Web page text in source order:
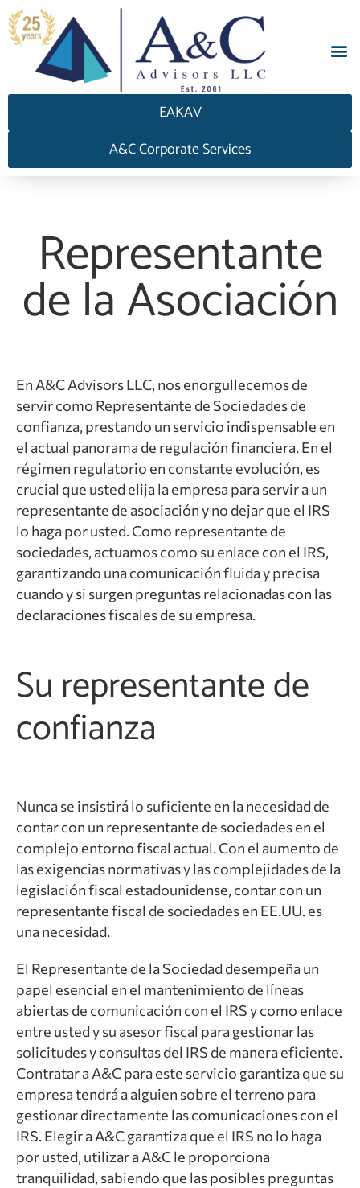
EAKAV
A&C Corporate Services
Representante
de la Asociación
En A&C Advisors LLC, nos enorgullecemos de
servir como Representante de Sociedades de
confianza, prestando un servicio indispensable en
el actual panorama de regulación financiera. En el
régimen regulatorio en constante evolución, es
crucial que usted elija la empresa para servir a un
representante de asociación y no dejar que el IRS
lo haga por usted. Como representante de
sociedades, actuamos como su enlace con el IRS,
garantizando una comunicación fluida y precisa
cuando y si surgen preguntas relacionadas con las
declaraciones fiscales de su empresa.
Su representante de
confianza
Nunca se insistirá lo suficiente en la necesidad de
contar con un representante de sociedades en el
complejo entorno fiscal actual. Con el aumento de
las exigencias normativas y las complejidades de la
legislación fiscal estadounidense, contar con un
representante fiscal de sociedades en EE.UU. es
una necesidad.
El Representante de la Sociedad desempeña un
papel esencial en el mantenimiento de líneas
abiertas de comunicación con el IRS y como enlace
entre usted y su asesor fiscal para gestionar las
solicitudes y consultas del IRS de manera eficiente.
Contratar a A&C para este servicio garantiza que su
empresa tendrá a alguien sobre el terreno para
gestionar directamente las comunicaciones con el
IRS. Elegir a A&C garantiza que el IRS no lo haga
por usted, utilizar a A&C le proporciona
tranquilidad, sabiendo que las posibles preguntas